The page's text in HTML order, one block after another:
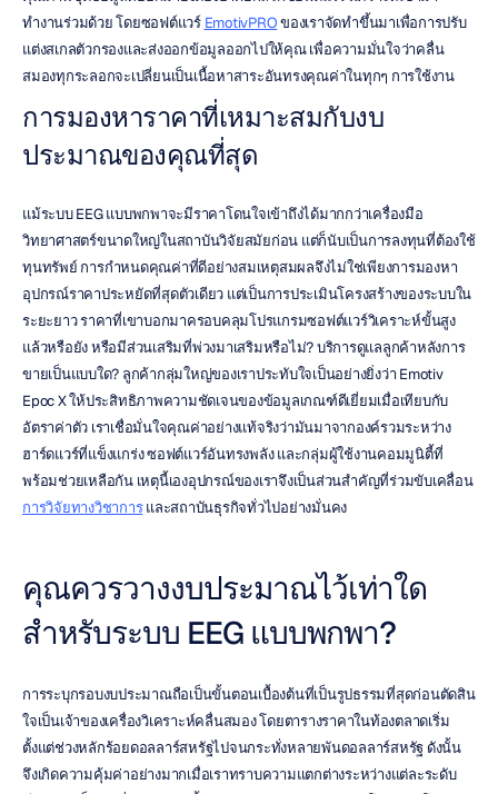
ทำงานร่วมด้วย โดยซอฟต์แวร์ EmotivPRO ของเราจัดทำขึ้นมาเพื่อการปรับ
แต่งสเกลตัวกรองและส่งออกข้อมูลออกไปให้คุณ เพื่อความมั่นใจว่าคลื่น
สมองทุกระลอกจะเปลี่ยนเป็นเนื้อหาสาระอันทรงคุณค่าในทุกๆ การใช้งาน
การมองหาราคาที่เหมาะสมกับงบ
ประมาณของคุณที่สุด
แม้ระบบ EEG แบบพกพาจะมีราคาโดนใจเข้าถึงได้มากกว่าเครื่องมือ
วิทยาศาสตร์ขนาดใหญ่ในสถาบันวิจัยสมัยก่อน แต่ก็นับเป็นการลงทุนที่ต้องใช้
ทุนทรัพย์ การกำหนดคุณค่าที่ดีอย่างสมเหตุสมผลจึงไม่ใช่เพียงการมองหา
อุปกรณ์ราคาประหยัดที่สุดตัวเดียว แต่เป็นการประเมินโครงสร้างของระบบใน
ระยะยาว ราคาที่เขาบอกมาครอบคลุมโปรแกรมซอฟต์แวร์วิเคราะห์ขั้นสูง
แล้วหรือยัง หรือมีส่วนเสริมที่พ่วงมาเสริมหรือไม่? บริการดูแลลูกค้าหลังการ
ขายเป็นแบบใด? ลูกค้ากลุ่มใหญ่ของเราประทับใจเป็นอย่างยิ่งว่า Emotiv
Epoc X ให้ประสิทธิภาพความชัดเจนของข้อมูลเกณฑ์ดีเยี่ยมเมื่อเทียบกับ
อัตราค่าตัว เราเชื่อมั่นใจคุณค่าอย่างแท้จริงว่ามันมาจากองค์รวมระหว่าง
ฮาร์ดแวร์ที่แข็งแกร่ง ซอฟต์แวร์อันทรงพลัง และกลุ่มผู้ใช้งานคอมมูนิตี้ที่
พร้อมช่วยเหลือกัน เหตุนี้เองอุปกรณ์ของเราจึงเป็นส่วนสำคัญที่ร่วมขับเคลื่อน
การวิจัยทางวิชาการ และสถาบันธุรกิจทั่วไปอย่างมั่นคง
คุณควรวางงบประมาณไว้เท่าใด
สำหรับระบบ EEG แบบพกพา?
การระบุกรอบงบประมาณถือเป็นขั้นตอนเบื้องต้นที่เป็นรูปธรรมที่สุดก่อนตัดสิน
ใจเป็นเจ้าของเครื่องวิเคราะห์คลื่นสมอง โดยตารางราคาในท้องตลาดเริ่ม
ตั้งแต่ช่วงหลักร้อยดอลลาร์สหรัฐไปจนกระทั่งหลายพันดอลลาร์สหรัฐ ดังนั้น
จึงเกิดความคุ้มค่าอย่างมากเมื่อเราทราบความแตกต่างระหว่างแต่ละระดับ